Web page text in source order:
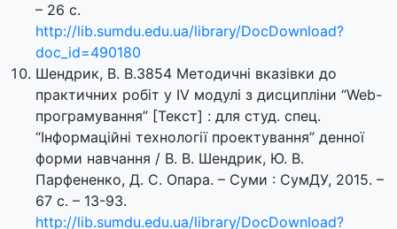
– 26 с.
http://lib.sumdu.edu.ua/library/DocDownload?
doc_id=490180
Шендрик, В. В.3854 Методичні вказівки до
практичних робіт у ІV модулі з дисципліни “Web-
програмування” [Текст] : для студ. спец.
“Інформаційні технології проектування” денної
форми навчання / В. В. Шендрик, Ю. В.
Парфененко, Д. С. Опара. – Суми : СумДУ, 2015. –
67 с. – 13-93.
http://lib.sumdu.edu.ua/library/DocDownload?